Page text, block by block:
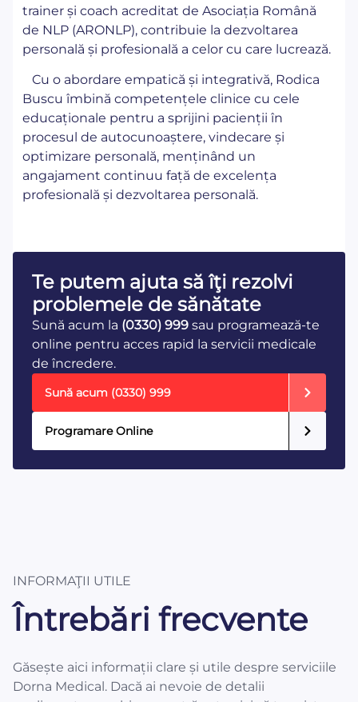
trainer și coach acreditat de Asociația Română
de NLP (ARONLP), contribuie la dezvoltarea
personală și profesională a celor cu care lucrează.
Cu o abordare empatică și integrativă, Rodica
Buscu îmbină competențele clinice cu cele
educaționale pentru a sprijini pacienții în
procesul de autocunoaștere, vindecare și
optimizare personală, menținând un
angajament continuu față de excelența
profesională și dezvoltarea personală.
Te putem ajuta să îţi rezolvi
problemele de sănătate
Sună acum la (0330) 999 sau programează-te
online pentru acces rapid la servicii medicale
de încredere.
Sună acum (0330) 999
Programare Online
INFORMAŢII UTILE
Întrebări frecvente
Găsește aici informații clare și utile despre serviciile
Dorna Medical. Dacă ai nevoie de detalii